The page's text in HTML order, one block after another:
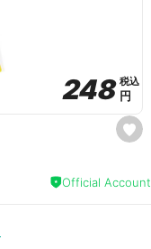
e
s
e
a
248
248 税込
税込
円
円
Official Account